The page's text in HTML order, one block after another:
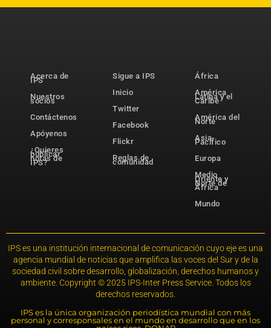
Acerca de
IPS
Nuestros
socios
Contáctenos
Apóyenos
¿Quieres
publicar
notas de
IPS?
Sigue a IPS
Inicio
Twitter
Facebook
Flickr
Reglas de
comunidad
África
América
Latina y el
Caribe
América del
Norte
Asia-
Pacífico
Europa
Medio
Oriente y
Norte de
África
Mundo
IPS es una institución internacional de comunicación cuyo eje es una
agencia mundial de noticias que amplifica las voces del Sur y de la
sociedad civil sobre desarrollo, globalización, derechos humanos y
ambiente. Copyright © 2025 IPS-Inter Press Service. Todos los
derechos reservados.
IPS es la única organización periodística mundial con más
personal y corresponsales en el mundo en desarrollo que en los